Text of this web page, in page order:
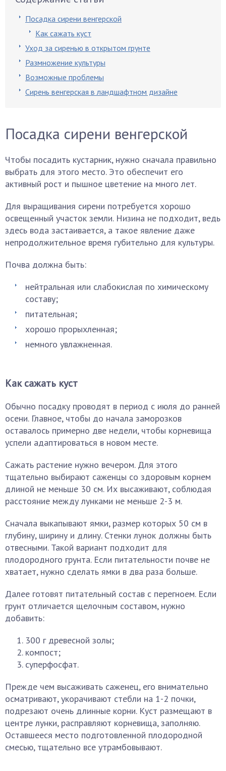
Посадка сирени венгерской
Как сажать куст
Уход за сиренью в открытом грунте
Размножение культуры
Возможные проблемы
Сирень венгерская в ландшафтном дизайне
Посадка сирени венгерской
Чтобы посадить кустарник, нужно сначала правильно
выбрать для этого место. Это обеспечит его
активный рост и пышное цветение на много лет.
Для выращивания сирени потребуется хорошо
освещенный участок земли. Низина не подходит, ведь
здесь вода застаивается, а такое явление даже
непродолжительное время губительно для культуры.
Почва должна быть:
нейтральная или слабокислая по химическому
составу;
питательная;
хорошо прорыхленная;
немного увлажненная.
Как сажать куст
Обычно посадку проводят в период с июля до ранней
осени. Главное, чтобы до начала заморозков
оставалось примерно две недели, чтобы корневища
успели адаптироваться в новом месте.
Сажать растение нужно вечером. Для этого
тщательно выбирают саженцы со здоровым корнем
длиной не меньше 30 см. Их высаживают, соблюдая
расстояние между лунками не меньше 2-3 м.
Сначала выкапывают ямки, размер которых 50 см в
глубину, ширину и длину. Стенки лунок должны быть
отвесными. Такой вариант подходит для
плодородного грунта. Если питательности почве не
хватает, нужно сделать ямки в два раза больше.
Далее готовят питательный состав с перегноем. Если
грунт отличается щелочным составом, нужно
добавить:
300 г древесной золы;
компост;
суперфосфат.
Прежде чем высаживать саженец, его внимательно
осматривают, укорачивают стебли на 1-2 почки,
подрезают очень длинные корни. Куст размещают в
центре лунки, расправляют корневища, заполняю.
Оставшееся место подготовленной плодородной
смесью, тщательно все утрамбовывают.